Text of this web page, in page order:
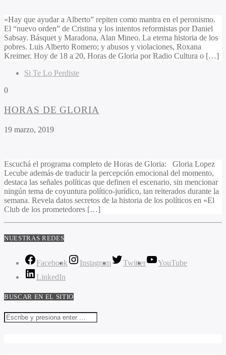
«Hay que ayudar a Alberto” repiten como mantra en el peronismo.
El “nuevo orden” de Cristina y los intentos reformistas por Daniel
Sabsay. Básquet y Maradona, Alan Mineo. La eterna historia de los
pobres. Luis Alberto Romero; y abusos y violaciones, Roxana
Kreimer. Hoy de 18 a 20, Horas de Gloria por Radio Cultura o […]
Si Te Lo Perdiste
0
HORAS DE GLORIA
19 marzo, 2019
Escuchá el programa completo de Horas de Gloria: Gloria Lopez
Lecube además de traducir la percepción emocional del momento,
destaca las señales políticas que definen el escenario, sin mencionar
ningún tema de coyuntura político-jurídico, tan reiterados durante la
semana. Revela datos secretos de la historia de los políticos en «El
Club de los prometedores […]
NUESTRAS REDES
Facebook Instagram Twitter
YouTube
LinkedIn
BUSCAR EN EL SITIO